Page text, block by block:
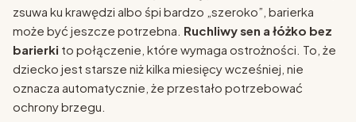
zsuwa ku krawędzi albo śpi bardzo „szeroko”, barierka
może być jeszcze potrzebna. Ruchliwy sen a łóżko bez
barierki to połączenie, które wymaga ostrożności. To, że
dziecko jest starsze niż kilka miesięcy wcześniej, nie
oznacza automatycznie, że przestało potrzebować
ochrony brzegu.